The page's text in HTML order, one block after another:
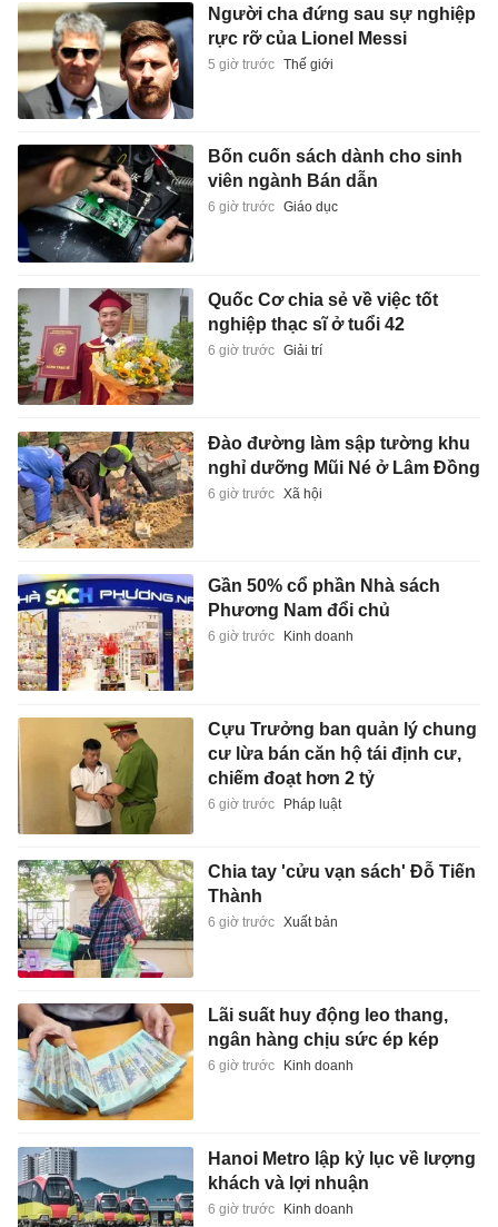
Người cha đứng sau sự nghiệp
rực rỡ của Lionel Messi
5 giờ trước Thế giới
Bốn cuốn sách dành cho sinh
viên ngành Bán dẫn
6 giờ trước Giáo dục
Quốc Cơ chia sẻ về việc tốt
nghiệp thạc sĩ ở tuổi 42
6 giờ trước Giải trí
Đào đường làm sập tường khu
nghỉ dưỡng Mũi Né ở Lâm Đồng
6 giờ trước Xã hội
Gần 50% cổ phần Nhà sách
Phương Nam đổi chủ
6 giờ trước Kinh doanh
Cựu Trưởng ban quản lý chung
cư lừa bán căn hộ tái định cư,
chiếm đoạt hơn 2 tỷ
6 giờ trước Pháp luật
Chia tay 'cửu vạn sách' Đỗ Tiến
Thành
6 giờ trước Xuất bản
Lãi suất huy động leo thang,
ngân hàng chịu sức ép kép
6 giờ trước Kinh doanh
Hanoi Metro lập kỷ lục về lượng
khách và lợi nhuận
6 giờ trước Kinh doanh